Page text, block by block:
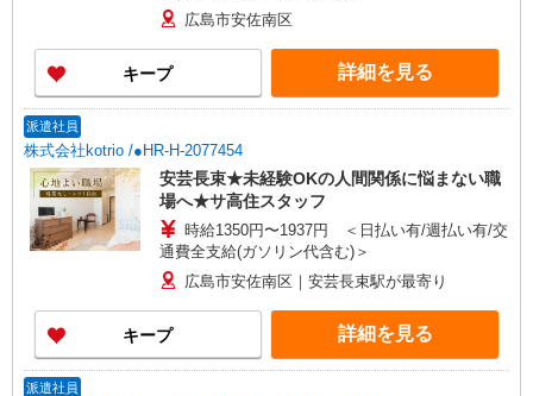
広島市安佐南区
キープ 詳細を見る
派遣社員
株式会社kotrio /●HR-H-2077454
安芸長束★未経験OKの人間関係に悩まない職
場へ★サ高住スタッフ
時給1350円〜1937円 ＜日払い有/週払い有/交
通費全支給(ガソリン代含む)＞
広島市安佐南区｜安芸長束駅が最寄り
キープ 詳細を見る
派遣社員